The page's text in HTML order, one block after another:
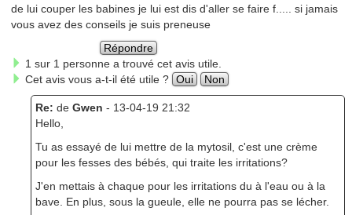
de lui couper les babines je lui est dis d'aller se faire f..... si jamais
vous avez des conseils je suis preneuse
Répondre
1 sur 1 personne a trouvé cet avis utile.
Cet avis vous a-t-il été utile ? Oui Non
Re: de Gwen - 13-04-19 21:32
Hello,
Tu as essayé de lui mettre de la mytosil, c'est une crème
pour les fesses des bébés, qui traite les irritations?
J'en mettais à chaque pour les irritations du à l'eau ou à la
bave. En plus, sous la gueule, elle ne pourra pas se lécher.